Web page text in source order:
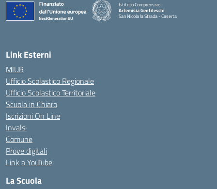
Istituto Comprensivo
Artemisia Gentileschi
San Nicola la Strada - Caserta
Link Esterni
MIUR
Ufficio Scolastico Regionale
Ufficio Scolastico Territoriale
Scuola in Chiaro
Iscrizioni On Line
Invalsi
Comune
Prove digitali
Link a YouTube
La Scuola